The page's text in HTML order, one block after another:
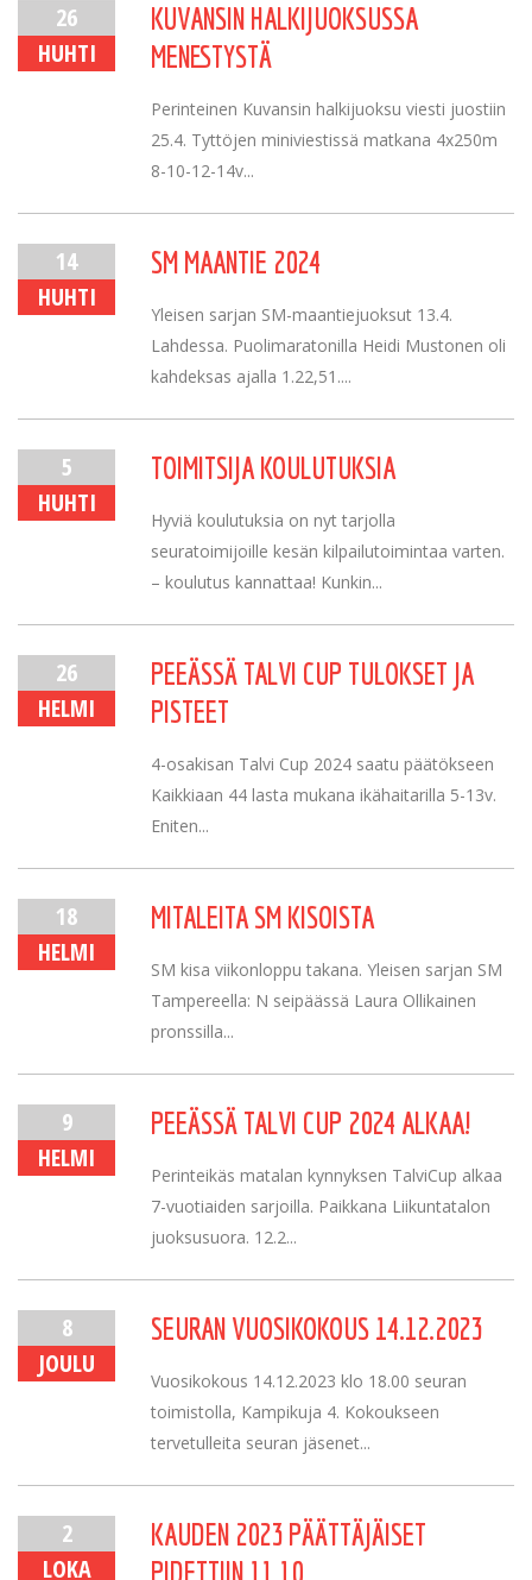
26
HUHTI
KUVANSIN HALKIJUOKSUSSA
MENESTYSTÄ
Perinteinen Kuvansin halkijuoksu viesti juostiin
25.4. Tyttöjen miniviestissä matkana 4x250m
8-10-12-14v...
14
HUHTI
SM MAANTIE 2024
Yleisen sarjan SM-maantiejuoksut 13.4.
Lahdessa. Puolimaratonilla Heidi Mustonen oli
kahdeksas ajalla 1.22,51....
5
HUHTI
TOIMITSIJA KOULUTUKSIA
Hyviä koulutuksia on nyt tarjolla
seuratoimijoille kesän kilpailutoimintaa varten.
– koulutus kannattaa! Kunkin...
26
HELMI
PEEÄSSÄ TALVI CUP TULOKSET JA
PISTEET
4-osakisan Talvi Cup 2024 saatu päätökseen
Kaikkiaan 44 lasta mukana ikähaitarilla 5-13v.
Eniten...
18
HELMI
MITALEITA SM KISOISTA
SM kisa viikonloppu takana. Yleisen sarjan SM
Tampereella: N seipäässä Laura Ollikainen
pronssilla...
9
HELMI
PEEÄSSÄ TALVI CUP 2024 ALKAA!
Perinteikäs matalan kynnyksen TalviCup alkaa
7-vuotiaiden sarjoilla. Paikkana Liikuntatalon
juoksusuora. 12.2...
8
JOULU
SEURAN VUOSIKOKOUS 14.12.2023
Vuosikokous 14.12.2023 klo 18.00 seuran
toimistolla, Kampikuja 4. Kokoukseen
tervetulleita seuran jäsenet...
2
LOKA
KAUDEN 2023 PÄÄTTÄJÄISET
PIDETTIIN 11.10.